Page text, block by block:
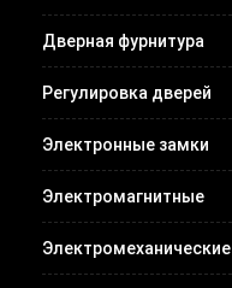
Дверная фурнитура
Регулировка дверей
Электронные замки
Электромагнитные
Электромеханические